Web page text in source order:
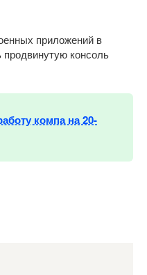
приложений в
продвинутую консоль
компа на 20-